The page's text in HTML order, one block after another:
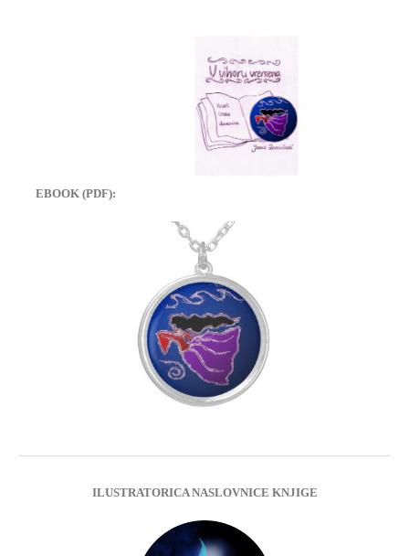
EBOOK (PDF):
ILUSTRATORICA NASLOVNICE KNJIGE